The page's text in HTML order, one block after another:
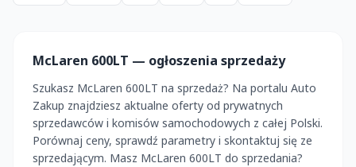
McLaren 600LT — ogłoszenia sprzedaży
Szukasz McLaren 600LT na sprzedaż? Na portalu Auto
Zakup znajdziesz aktualne oferty od prywatnych
sprzedawców i komisów samochodowych z całej Polski.
Porównaj ceny, sprawdź parametry i skontaktuj się ze
sprzedającym. Masz McLaren 600LT do sprzedania?